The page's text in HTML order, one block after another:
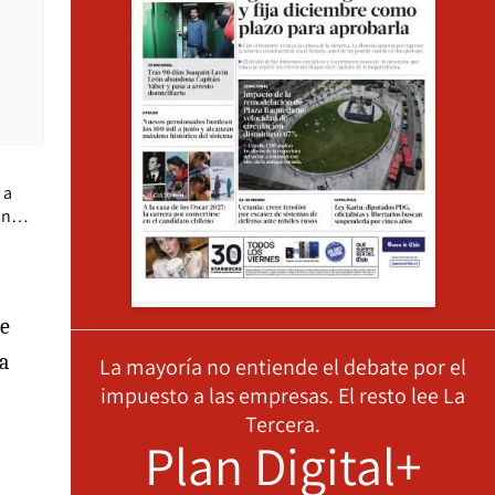
La mayoría no entiende el debate por el
impuesto a las empresas. El resto lee La
Tercera.
Plan Digital+